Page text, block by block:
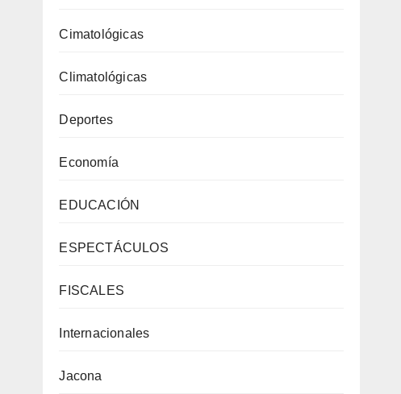
Cimatológicas
Climatológicas
Deportes
Economía
EDUCACIÓN
ESPECTÁCULOS
FISCALES
Internacionales
Jacona